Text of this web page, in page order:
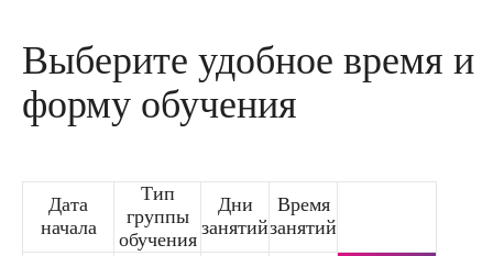
Выберите удобное время и
форму обучения
Дата
начала
Тип
группы
обучения
Дни
занятий
Время
занятий